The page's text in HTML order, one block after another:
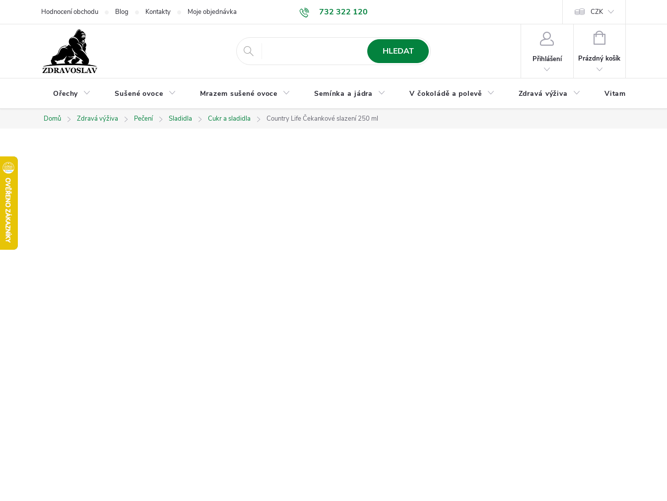
732 322 120
Hodnocení obchodu Blog Kontakty Moje objednávka GDPR a ochrana osobních údajů Jak nakupovat Formulář pro odstoupení od
CZK
HLEDAT
Přihlášení
NÁKUPNÍ
Prázdný košík
Ořechy Sušené ovoce Mrazem sušené ovoce Semínka a jádra V čokoládě a polevě Zdravá výživa Vitamíny a
Domů Zdravá výživa Pečení Sladidla Cukr a sladidla Country Life Čekankové slazení 250 ml